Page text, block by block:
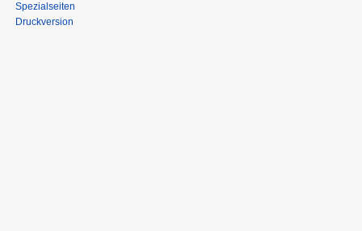
Spezialseiten
Druckversion